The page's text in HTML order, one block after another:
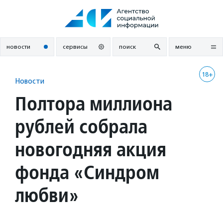
новости сервисы поиск меню
18+
Новости
Полтора миллиона
рублей собрала
новогодняя акция
фонда «Синдром
любви»